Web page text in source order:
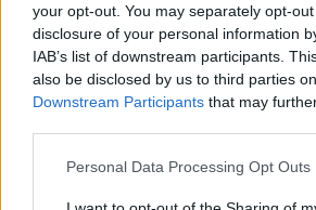
your opt-out. You may separately opt-
disclosure of your personal information
IAB’s list of downstream participants.
also be disclosed by us to third parties
Downstream Participants that may
Please note that this website/app uses
Personal Data Processing Opt Outs
Kövess minket, és értesülj a
Facebookon is!
Követem